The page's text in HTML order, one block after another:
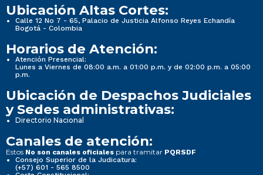
Ubicación Altas Cortes:
Calle 12 No 7 - 65, Palacio de Justicia Alfonso Reyes Echandía
Bogotá - Colombia
Horarios de Atención:
Atención Presencial:
Lunes a Viernes de 08:00 a.m. a 01:00 p.m. y de 02:00 p.m. a 05:00
p.m.
Ubicación de Despachos Judiciales
y Sedes administrativas:
Directorio Nacional
Canales de atención:
Estos No son canales oficiales para tramitar PQRSDF
Consejo Superior de la Judicatura:
(+57) 601 - 565 8500